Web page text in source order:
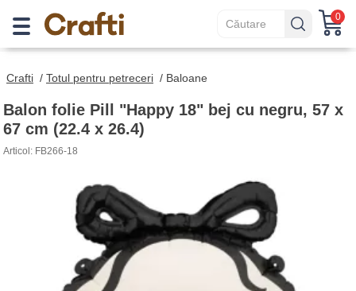
0
Crafti / Totul pentru petreceri / Baloane
Balon folie Pill "Happy 18" bej cu negru, 57 x
67 cm (22.4 x 26.4)
Articol: FB266-18